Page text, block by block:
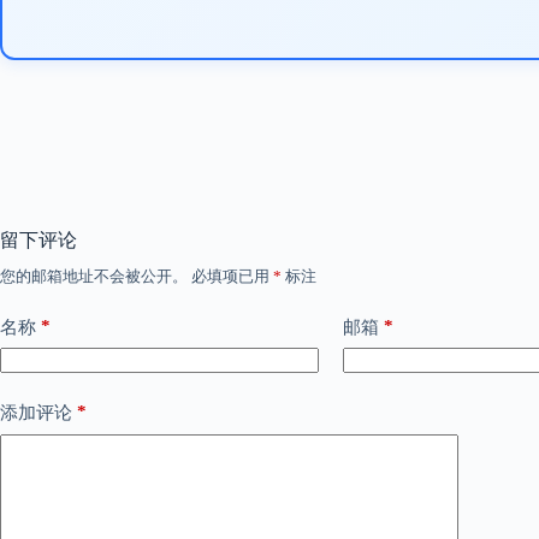
留下评论
您的邮箱地址不会被公开。 必填项已用 * 标注
名称 * 邮箱 *
添加评论 *